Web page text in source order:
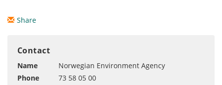
Share
Contact
Name
Norwegian Environment Agency
Phone
73 58 05 00